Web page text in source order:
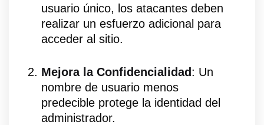
usuario único, los atacantes deben
realizar un esfuerzo adicional para
acceder al sitio.
Mejora la Confidencialidad : Un
nombre de usuario menos
predecible protege la identidad del
administrador.